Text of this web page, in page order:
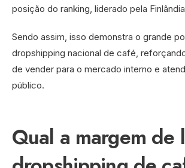
posição do ranking, liderado pela
Sendo assim, isso demonstra o grande
dropshipping nacional de café,
de vender para o mercado interno e
público.
Qual a margem de